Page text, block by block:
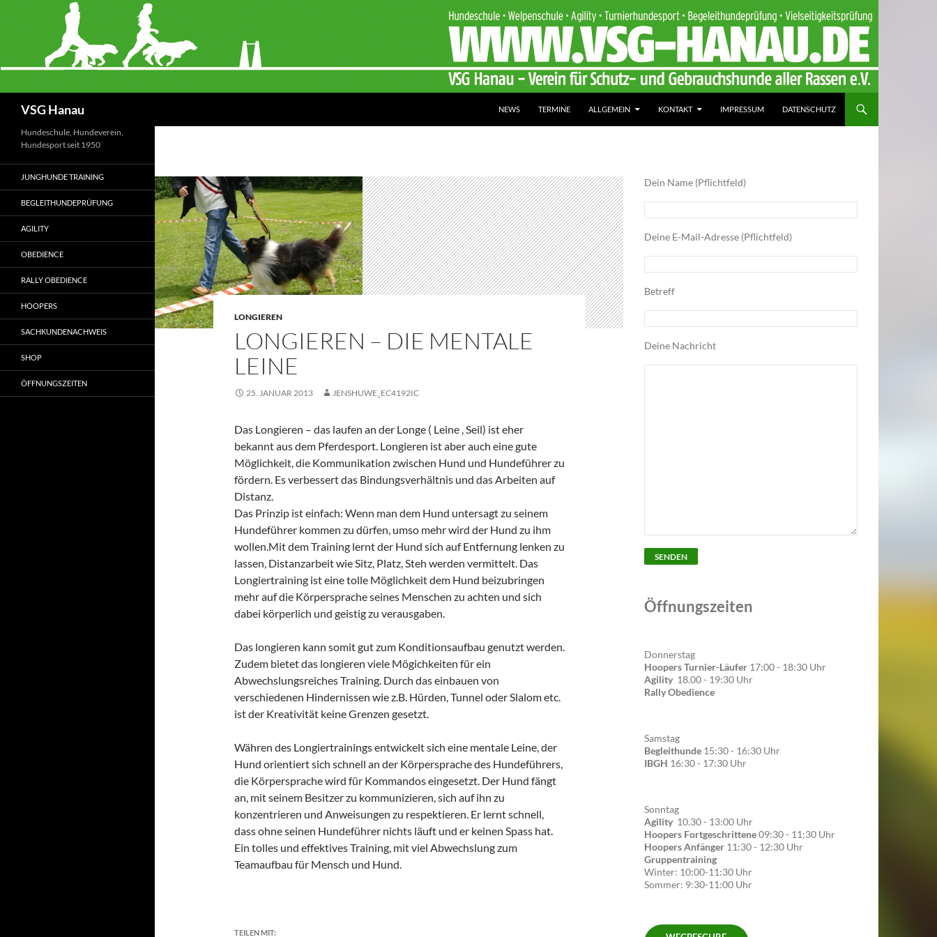
VSG Hanau NEWS TERMINE ALLGEMEIN KONTAKT IMPRESSUM DATENSCHUTZ
LONGIEREN
LONGIEREN – DIE MENTALE
LEINE
25. JANUAR 2013 JENSHUWE_EC4192IC
Das Longieren – das laufen an der Longe ( Leine , Seil) ist eher
bekannt aus dem Pferdesport. Longieren ist aber auch eine gute
Möglichkeit, die Kommunikation zwischen Hund und Hundeführer zu
fördern. Es verbessert das Bindungsverhältnis und das Arbeiten auf
Distanz.
Das Prinzip ist einfach: Wenn man dem Hund untersagt zu seinem
Hundeführer kommen zu dürfen, umso mehr wird der Hund zu ihm
wollen.Mit dem Training lernt der Hund sich auf Entfernung lenken zu
lassen, Distanzarbeit wie Sitz, Platz, Steh werden vermittelt. Das
Longiertraining ist eine tolle Möglichkeit dem Hund beizubringen
mehr auf die Körpersprache seines Menschen zu achten und sich
dabei körperlich und geistig zu verausgaben.
Das longieren kann somit gut zum Konditionsaufbau genutzt werden.
Zudem bietet das longieren viele Mögichkeiten für ein
Abwechslungsreiches Training. Durch das einbauen von
verschiedenen Hindernissen wie z.B. Hürden, Tunnel oder Slalom etc.
ist der Kreativität keine Grenzen gesetzt.
Währen des Longiertrainings entwickelt sich eine mentale Leine, der
Hund orientiert sich schnell an der Körpersprache des Hundeführers,
die Körpersprache wird für Kommandos eingesetzt. Der Hund fängt
an, mit seinem Besitzer zu kommunizieren, sich auf ihn zu
konzentrieren und Anweisungen zu respektieren. Er lernt schnell,
dass ohne seinen Hundeführer nichts läuft und er keinen Spass hat.
Ein tolles und effektives Training, mit viel Abwechslung zum
Teamaufbau für Mensch und Hund.
TEILEN MIT:
Dein Name (Pflichtfeld)
Deine E-Mail-Adresse (Pflichtfeld)
Betreff
Deine Nachricht
Öffnungszeiten
Donnerstag
Hoopers Turnier-Läufer 17:00 - 18:30 Uhr
Agility 18.00 - 19:30 Uhr
Rally Obedience
Samstag
Begleithunde 15:30 - 16:30 Uhr
IBGH 16:30 - 17:30 Uhr
Sonntag
Agility 10.30 - 13:00 Uhr
Hoopers Fortgeschrittene09:30 - 11:30 Uhr
Hoopers Anfänger 11:30 - 12:30 Uhr
Gruppentraining
Winter: 10:00-11:30 Uhr
Sommer: 9:30-11:00 Uhr
Hundeschule, Hundeverein,
Hundesport seit 1950
JUNGHUNDE TRAINING
BEGLEITHUNDEPRÜFUNG
AGILITY
OBEDIENCE
RALLY OBEDIENCE
HOOPERS
SACHKUNDENACHWEIS
SHOP
ÖFFNUNGSZEITEN